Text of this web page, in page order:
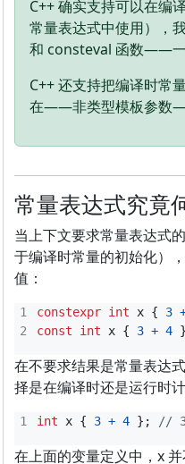
C++ 确实支持可以在编
常量表达式中使用）
和 consteval 函数——一
C++ 还支持把编译时常
在——非类型模板参数
常量表达式究竟
当上下文要求常量表达式
于编译时常量的初始化）
值：
constexpr int x { 3
const
int x { 3 + 4
在不要求结果是常量表达
择是在编译时还是运行时
int x { 3 + 4 };
在上面的变量定义中，x